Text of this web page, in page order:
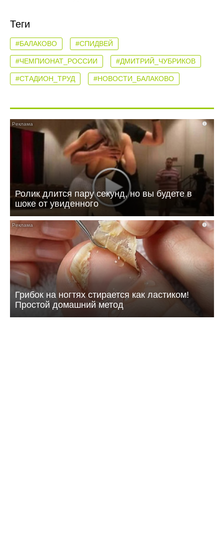
Теги
#БАЛАКОВО #СПИДВЕЙ
#ЧЕМПИОНАТ_РОССИИ #ДМИТРИЙ_ЧУБРИКОВ
#СТАДИОН_ТРУД #НОВОСТИ_БАЛАКОВО
i
Ролик длится пару секунд, но вы будете в
шоке от увиденного
i
Грибок на ногтях стирается как ластиком!
Простой домашний метод